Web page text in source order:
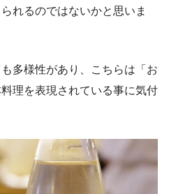
れるのではないかと思いま
多様性があり、こちらは「お
理を表現されている事に気付